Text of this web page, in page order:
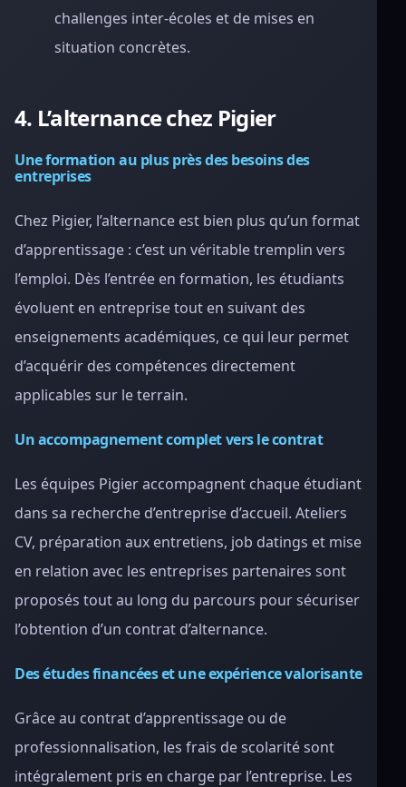
challenges inter-écoles et de mises en
situation concrètes.
4. L’alternance chez Pigier
Une formation au plus près des besoins des
entreprises
Chez Pigier, l’alternance est bien plus qu’un format
d’apprentissage : c’est un véritable tremplin vers
l’emploi. Dès l’entrée en formation, les étudiants
évoluent en entreprise tout en suivant des
enseignements académiques, ce qui leur permet
d’acquérir des compétences directement
applicables sur le terrain.
Un accompagnement complet vers le contrat
Les équipes Pigier accompagnent chaque étudiant
dans sa recherche d’entreprise d’accueil. Ateliers
CV, préparation aux entretiens, job datings et mise
en relation avec les entreprises partenaires sont
proposés tout au long du parcours pour sécuriser
l’obtention d’un contrat d’alternance.
Des études financées et une expérience valorisante
Grâce au contrat d’apprentissage ou de
professionnalisation, les frais de scolarité sont
intégralement pris en charge par l’entreprise. Les